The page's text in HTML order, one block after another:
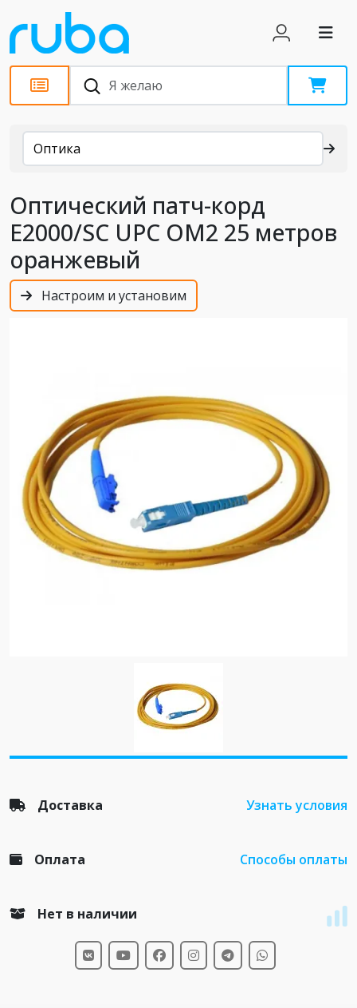
Каталог
Оптика
Оптический патч-корд
E2000/SC UPC OM2 25 метров
оранжевый
Настроим и установим
Доставка Узнать условия
Оплата Способы оплаты
Нет в наличии